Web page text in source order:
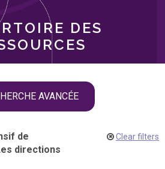
DES
AVANCÉE
de
directions
Clear filters